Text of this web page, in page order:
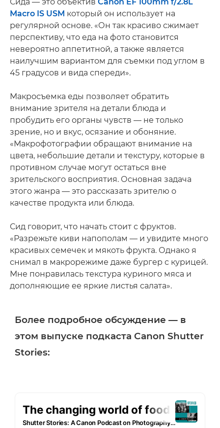
Macro IS USM который он использует на
регулярной основе. «Он так красиво сжимает
перспективу, что еда на фото становится
невероятно аппетитной, а также является
наилучшим вариантом для съемки под углом в
45 градусов и вида спереди».
Макросъемка еды позволяет обратить
внимание зрителя на детали блюда и
пробудить его органы чувств — не только
зрение, но и вкус, осязание и обоняние.
«Макрофотографии обращают внимание на
цвета, небольшие детали и текстуру, которые в
противном случае могут остаться вне
зрительского восприятия. Основная задача
этого жанра — это рассказать зрителю о
качестве продукта или блюда.
Сид говорит, что начать стоит с фруктов.
«Разрежьте киви напополам — и увидите много
красивых семечек и мякоть фрукта. Однако я
снимал в макрорежиме даже бургер с курицей.
Мне понравилась текстура куриного мяса и
дополняющие ее яркие листья салата».
Более подробное обсуждение — в
этом выпуске подкаста Canon Shutter
Stories: